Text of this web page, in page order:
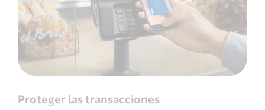
Proteger las transacciones